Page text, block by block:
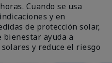
Cuando se usa
y en
de protección solar,
bienestar ayuda a
y reduce el riesgo